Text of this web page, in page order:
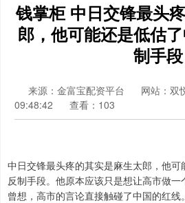
钱掌柜 中日交锋最头
郎，他可能还是低估
制手段
来源：金富宝配资平台 网站：双
09:48:42
查看：103
中日交锋最头疼的其实是麻生太郎，他
反制手段。他原本应该只是想让高市做
曾想，高市的言论直接触碰了中国的红